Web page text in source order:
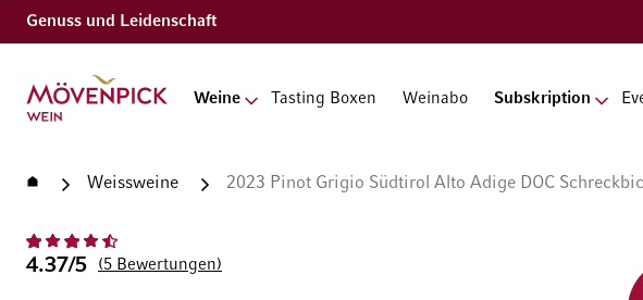
Genuss und Leidenschaft
Zur Startseite
Weine Tasting Boxen Weinabo Subskription
StartseiteWeissweine 2023 Pinot Grigio Südtirol Alto Adige DOC
4.37/5 5 Bewertungen